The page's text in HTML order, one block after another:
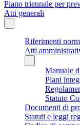
Piano triennale per
Atti generali
Riferimenti
Atti
Manuale
Piani
Statuto
Documenti di
Statuti e leggi